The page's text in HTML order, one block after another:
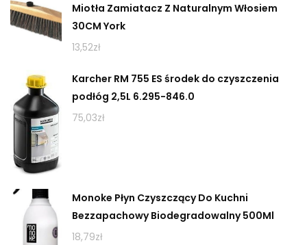
Miotła Zamiatacz Z Naturalnym Włosiem
30CM York
13,52zł
Karcher RM 755 ES środek do czyszczenia
podłóg 2,5L 6.295-846.0
75,03zł
Monoke Płyn Czyszczący Do Kuchni
Bezzapachowy Biodegradowalny 500Ml
18,79zł